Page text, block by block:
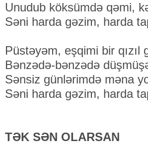
Unudub köksümdə qəmi,
Səni harda gəzim, harda
Püstəyəm, eşqimi bir qızıl
Bənzədə-bənzədə
Sənsiz günlərimdə məna
Səni harda gəzim, harda
TƏK SƏN OLARSAN